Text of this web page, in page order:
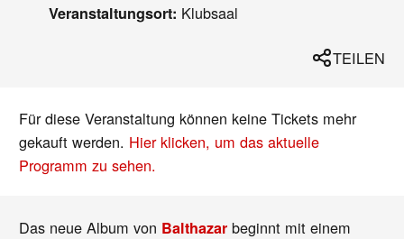
Veranstaltungsort: Klubsaal
TEILEN
Für diese Veranstaltung können keine Tickets mehr
gekauft werden. Hier klicken, um das aktuelle
Programm zu sehen.
Das neue Album von Balthazar beginnt mit einem